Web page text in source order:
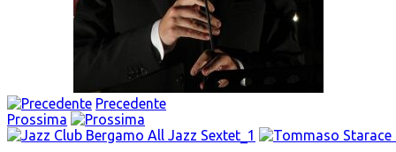
Precedente
Prossima